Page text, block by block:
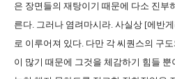
은 장면들의 재탕이기 때문에 다소 진부
른다. 그러나 염려마시라. 사실상 [에반
로 이루어져 있다. 다만 각 씨퀀스의 구
이 많기 때문에 그것을 체감하기 힘들